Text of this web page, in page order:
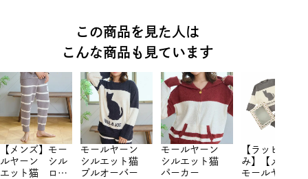
この商品を見た人は
こんな商品も見ています
【メンズ】モー
ルヤーン シル
エット猫 ロン
モールヤーン
シルエット猫
プルオーバー
モールヤーン
シルエット猫
パーカー
【ラッピング済
み】【メンズ】
モールヤーン